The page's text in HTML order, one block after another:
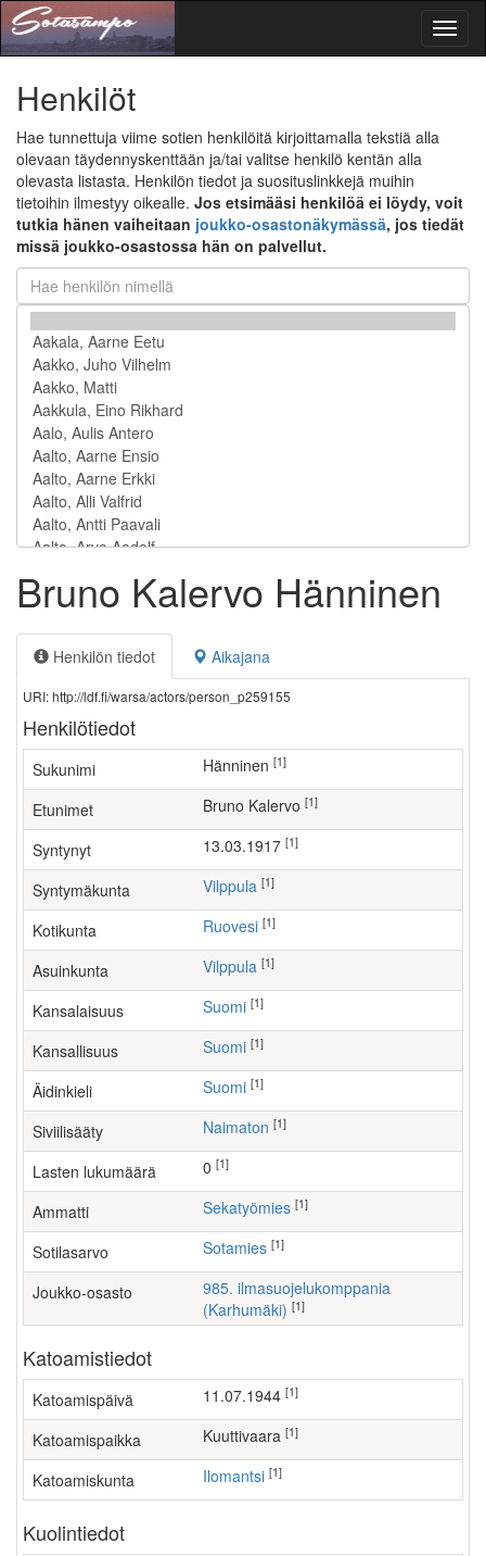
Henkilöt
Hae tunnettuja viime sotien henkilöitä kirjoittamalla tekstiä alla
olevaan täydennyskenttään ja/tai valitse henkilö kentän alla
olevasta listasta. Henkilön tiedot ja suosituslinkkejä muihin
tietoihin ilmestyy oikealle. Jos etsimääsi henkilöä ei löydy, voit
tutkia hänen vaiheitaan joukko-osastonäkymässä, jos tiedät
missä joukko-osastossa hän on palvellut.
Bruno Kalervo Hänninen
Henkilön tiedot Aikajana
URI: http://ldf.fi/warsa/actors/person_p259155
Henkilötiedot
Sukunimi Hänninen [1]
Etunimet Bruno Kalervo [1]
Syntynyt 13.03.1917 [1]
Syntymäkunta Vilppula [1]
Kotikunta Ruovesi [1]
Asuinkunta Vilppula [1]
Kansalaisuus Suomi [1]
Kansallisuus Suomi [1]
Äidinkieli Suomi [1]
Siviilisääty Naimaton [1]
Lasten lukumäärä [1]
Ammatti sekatyömies [1]
Sotilasarvo Sotamies [1]
Joukko-osasto
985. ilmasuojelukomppania
(Karhumäki) [1]
Katoamistiedot
Katoamispäivä 11.07.1944 [1]
Katoamispaikka Kuuttivaara [1]
Katoamiskunta Ilomantsi [1]
Kuolintiedot